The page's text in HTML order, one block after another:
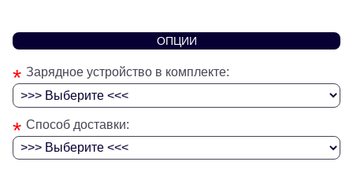
ОПЦИИ
* Зарядное устройство в комплекте:
* Способ доставки: